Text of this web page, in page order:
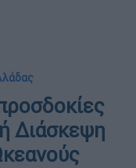
Διάσκεψη